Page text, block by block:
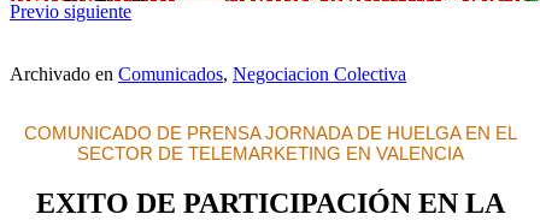
Previo siguiente
Archivado en Comunicados, Negociacion Colectiva
COMUNICADO DE PRENSA JORNADA DE HUELGA EN EL
SECTOR DE TELEMARKETING EN VALENCIA
EXITO DE PARTICIPACIÓN EN LA